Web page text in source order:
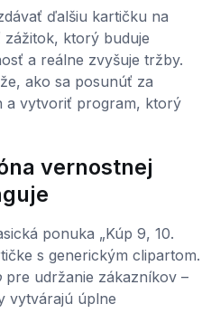
ďalšiu kartičku na
zážitok, ktorý buduje
a reálne zvyšuje tržby.
ako sa posunúť za
a vytvoriť program, ktorý
vernostnej
ponuka „Kúp 9, 10.
s generickým clipartom.
pre udržanie zákazníkov –
vytvárajú úplne